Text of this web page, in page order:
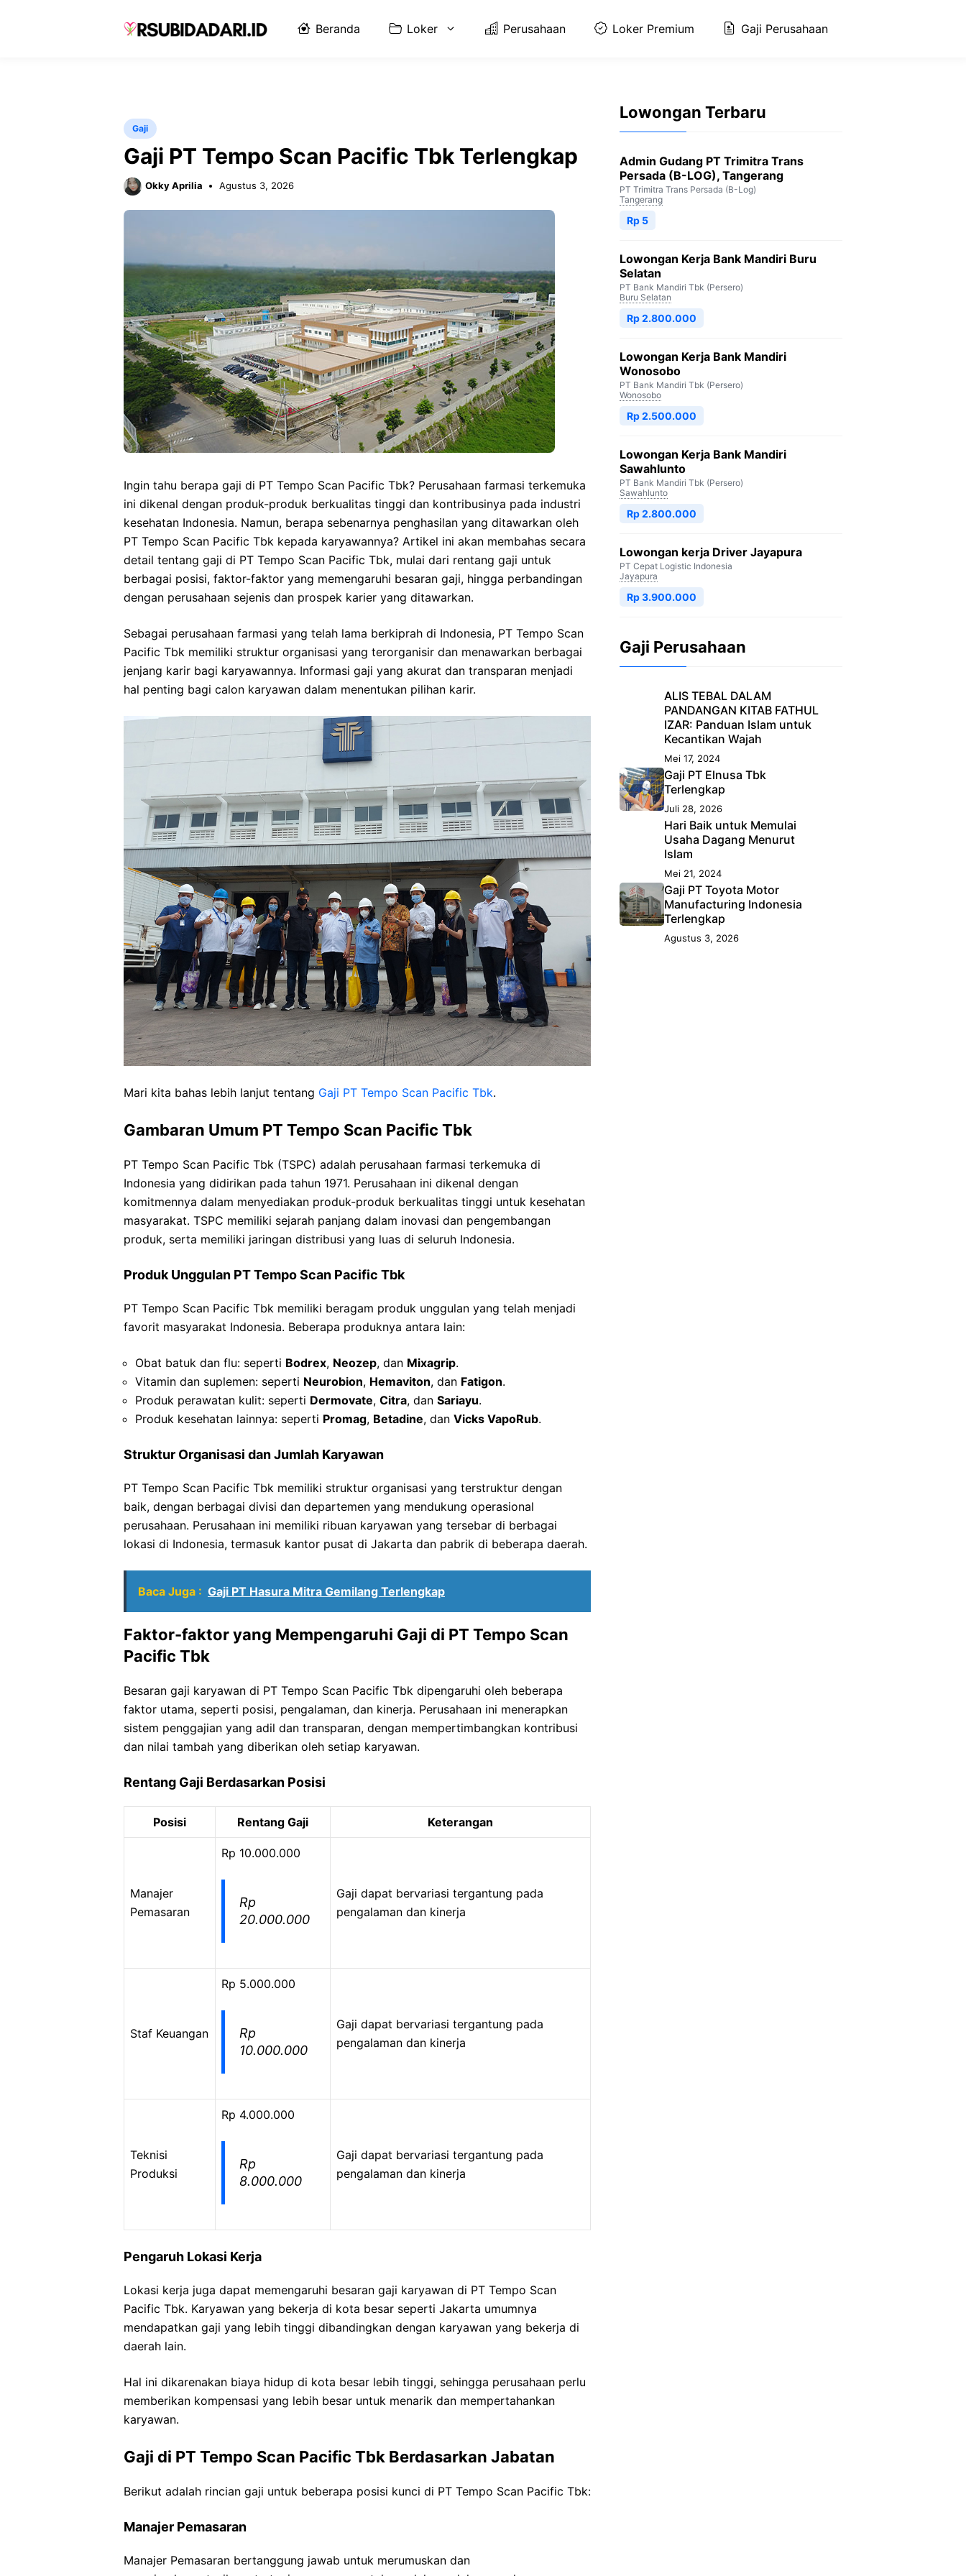
Beranda Loker Perusahaan Loker Premium Gaji Perusahaan
Gaji
Gaji PT Tempo Scan Pacific Tbk Terlengkap
Okky Aprilia Agustus 3, 2026
Ingin tahu berapa gaji di PT Tempo Scan Pacific Tbk? Perusahaan farmasi terkemuka
ini dikenal dengan produk-produk berkualitas tinggi dan kontribusinya pada industri
kesehatan Indonesia. Namun, berapa sebenarnya penghasilan yang ditawarkan oleh
PT Tempo Scan Pacific Tbk kepada karyawannya? Artikel ini akan membahas secara
detail tentang gaji di PT Tempo Scan Pacific Tbk, mulai dari rentang gaji untuk
berbagai posisi, faktor-faktor yang memengaruhi besaran gaji, hingga perbandingan
dengan perusahaan sejenis dan prospek karier yang ditawarkan.
Sebagai perusahaan farmasi yang telah lama berkiprah di Indonesia, PT Tempo Scan
Pacific Tbk memiliki struktur organisasi yang terorganisir dan menawarkan berbagai
jenjang karir bagi karyawannya. Informasi gaji yang akurat dan transparan menjadi
hal penting bagi calon karyawan dalam menentukan pilihan karir.
Mari kita bahas lebih lanjut tentang Gaji PT Tempo Scan Pacific Tbk.
Gambaran Umum PT Tempo Scan Pacific Tbk
PT Tempo Scan Pacific Tbk (TSPC) adalah perusahaan farmasi terkemuka di
Indonesia yang didirikan pada tahun 1971. Perusahaan ini dikenal dengan
komitmennya dalam menyediakan produk-produk berkualitas tinggi untuk kesehatan
masyarakat. TSPC memiliki sejarah panjang dalam inovasi dan pengembangan
produk, serta memiliki jaringan distribusi yang luas di seluruh Indonesia.
Produk Unggulan PT Tempo Scan Pacific Tbk
PT Tempo Scan Pacific Tbk memiliki beragam produk unggulan yang telah menjadi
favorit masyarakat Indonesia. Beberapa produknya antara lain:
Obat batuk dan flu: seperti Bodrex, Neozep, dan Mixagrip.
Vitamin dan suplemen: seperti Neurobion, Hemaviton, dan Fatigon.
Produk perawatan kulit: seperti Dermovate, Citra, dan Sariayu.
Produk kesehatan lainnya: seperti Promag, Betadine, dan Vicks VapoRub.
Struktur Organisasi dan Jumlah Karyawan
PT Tempo Scan Pacific Tbk memiliki struktur organisasi yang terstruktur dengan
baik, dengan berbagai divisi dan departemen yang mendukung operasional
perusahaan. Perusahaan ini memiliki ribuan karyawan yang tersebar di berbagai
lokasi di Indonesia, termasuk kantor pusat di Jakarta dan pabrik di beberapa daerah.
Baca Juga : Gaji PT Hasura Mitra Gemilang Terlengkap
Faktor-faktor yang Mempengaruhi Gaji di PT Tempo Scan
Pacific Tbk
Besaran gaji karyawan di PT Tempo Scan Pacific Tbk dipengaruhi oleh beberapa
faktor utama, seperti posisi, pengalaman, dan kinerja. Perusahaan ini menerapkan
sistem penggajian yang adil dan transparan, dengan mempertimbangkan kontribusi
dan nilai tambah yang diberikan oleh setiap karyawan.
Rentang Gaji Berdasarkan Posisi
Posisi Rentang Gaji Keterangan
Manajer
Pemasaran
Rp 10.000.000
Rp
20.000.000
Gaji dapat bervariasi tergantung pada
pengalaman dan kinerja
Staf Keuangan
Rp 5.000.000
Rp
10.000.000
Gaji dapat bervariasi tergantung pada
pengalaman dan kinerja
Teknisi
Produksi
Rp 4.000.000
Rp
8.000.000
Gaji dapat bervariasi tergantung pada
pengalaman dan kinerja
Pengaruh Lokasi Kerja
Lokasi kerja juga dapat memengaruhi besaran gaji karyawan di PT Tempo Scan
Pacific Tbk. Karyawan yang bekerja di kota besar seperti Jakarta umumnya
mendapatkan gaji yang lebih tinggi dibandingkan dengan karyawan yang bekerja di
daerah lain.
Hal ini dikarenakan biaya hidup di kota besar lebih tinggi, sehingga perusahaan perlu
memberikan kompensasi yang lebih besar untuk menarik dan mempertahankan
karyawan.
Gaji di PT Tempo Scan Pacific Tbk Berdasarkan Jabatan
Berikut adalah rincian gaji untuk beberapa posisi kunci di PT Tempo Scan Pacific Tbk:
Manajer Pemasaran
Manajer Pemasaran bertanggung jawab untuk merumuskan dan
Lowongan Terbaru
Admin Gudang PT Trimitra Trans
Persada (B-LOG), Tangerang
PT Trimitra Trans Persada (B-Log)
Tangerang
Rp 5
Lowongan Kerja Bank Mandiri Buru
Selatan
PT Bank Mandiri Tbk (Persero)
Buru Selatan
Rp 2.800.000
Lowongan Kerja Bank Mandiri
Wonosobo
PT Bank Mandiri Tbk (Persero)
Wonosobo
Rp 2.500.000
Lowongan Kerja Bank Mandiri
Sawahlunto
PT Bank Mandiri Tbk (Persero)
Sawahlunto
Rp 2.800.000
Lowongan kerja Driver Jayapura
PT Cepat Logistic Indonesia
Jayapura
Rp 3.900.000
Gaji Perusahaan
ALIS TEBAL DALAM
PANDANGAN KITAB FATHUL
IZAR: Panduan Islam untuk
Kecantikan Wajah
Mei 17, 2024
Gaji PT Elnusa Tbk
Terlengkap
Juli 28, 2026
Hari Baik untuk Memulai
Usaha Dagang Menurut
Islam
Mei 21, 2024
Gaji PT Toyota Motor
Manufacturing Indonesia
Terlengkap
Agustus 3, 2026